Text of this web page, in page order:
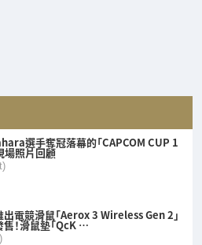
選手奪冠落幕的「CAPCOM CUP 1
場照片回顧
電競滑鼠「Aerox 3 Wireless Gen 2」
！滑鼠墊「QcK …